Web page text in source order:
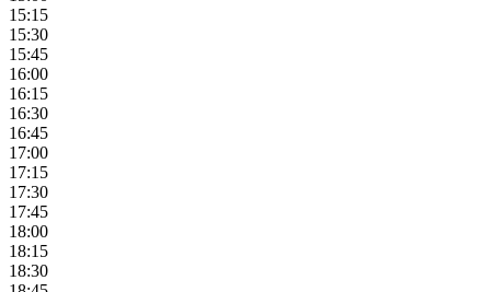
15:15
15:30
15:45
16:00
16:15
16:30
16:45
17:00
17:15
17:30
17:45
18:00
18:15
18:30